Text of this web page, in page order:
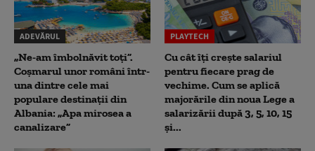
ADEVĂRUL
„Ne-am îmbolnăvit toți”.
Coșmarul unor români într-
una dintre cele mai
populare destinații din
Albania: „Apa mirosea a
canalizare”
PLAYTECH
Cu cât îți crește salariul
pentru fiecare prag de
vechime. Cum se aplică
majorările din noua Lege a
salarizării după 3, 5, 10, 15
și...